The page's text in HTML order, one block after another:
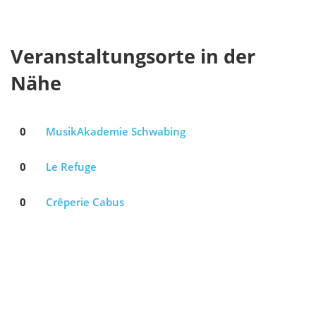
Veranstaltungsorte in der
Nähe
0 MusikAkademie Schwabing
0 Le Refuge
0 Crêperie Cabus